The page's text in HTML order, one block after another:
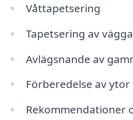
Våttapetsering
Tapetsering av
Avlägsnande av
Förberedelse av
Rekommendationer